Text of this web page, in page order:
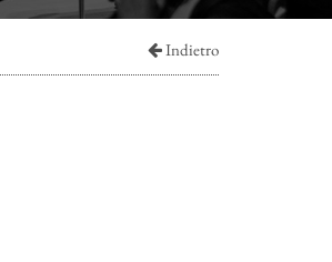
Indietro